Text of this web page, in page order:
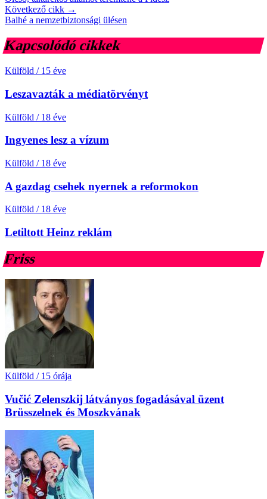
Következő cikk →
Balhé a nemzetbiztonsági ülésen
Kapcsolódó cikkek
Külföld / 15 éve
Leszavazták a médiatörvényt
Külföld / 18 éve
Ingyenes lesz a vízum
Külföld / 18 éve
A gazdag csehek nyernek a reformokon
Külföld / 18 éve
Letiltott Heinz reklám
Friss
Külföld / 15 órája
Vučić Zelenszkij látványos fogadásával üzent
Brüsszelnek és Moszkvának